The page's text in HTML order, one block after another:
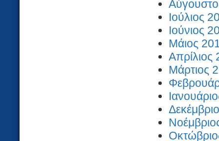
Ιούλιος
Ιούνιος
Μάιος
Απρίλιος
Μάρτιος